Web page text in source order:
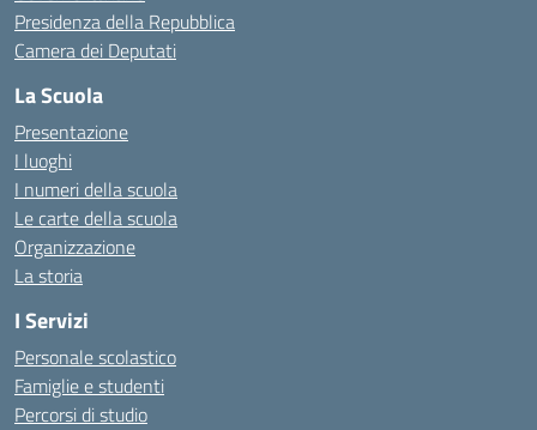
Presidenza della Repubblica
Camera dei Deputati
La Scuola
Presentazione
I luoghi
I numeri della scuola
Le carte della scuola
Organizzazione
La storia
I Servizi
Personale scolastico
Famiglie e studenti
Percorsi di studio